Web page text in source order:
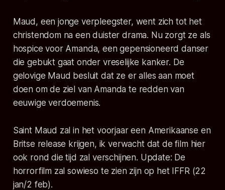
Maud, een jonge verpleegster, went zich tot het
christendom na een duister drama. Nu zorgt ze als
hospice voor Amanda, een gepensioneerd danser
die gebukt gaat onder vreselijke kanker. De
gelovige Maud besluit dat ze er alles aan moet
doen om de ziel van Amanda te redden van
eeuwige verdoemenis.
Saint Maud zal in het voorjaar een Amerikaanse en
Britse release krijgen, ik verwacht dat de film hier
ook rond die tijd zal verschijnen. Update: De
horrorfilm zal sowieso te zien zijn op het IFFR (22
jan/2 feb).